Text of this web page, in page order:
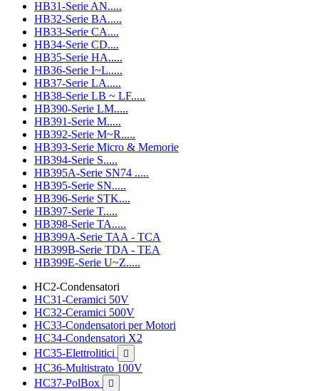
HB31-Serie AN.....
HB32-Serie BA.....
HB33-Serie CA....
HB34-Serie CD....
HB35-Serie HA.....
HB36-Serie I~L.....
HB37-Serie LA.....
HB38-Serie LB ~ LF.....
HB390-Serie LM.....
HB391-Serie M.....
HB392-Serie M~R.....
HB393-Serie Micro & Memorie
HB394-Serie S.....
HB395A-Serie SN74 .....
HB395-Serie SN.....
HB396-Serie STK....
HB397-Serie T.....
HB398-Serie TA.....
HB399A-Serie TAA - TCA
HB399B-Serie TDA - TEA
HB399E-Serie U~Z.....
HC2-Condensatori
HC31-Ceramici 50V
HC32-Ceramici 500V
HC33-Condensatori per Motori
HC34-Condensatori X2
HC35-Elettrolitici

HC36-Multistrato 100V
HC37-PolBox
